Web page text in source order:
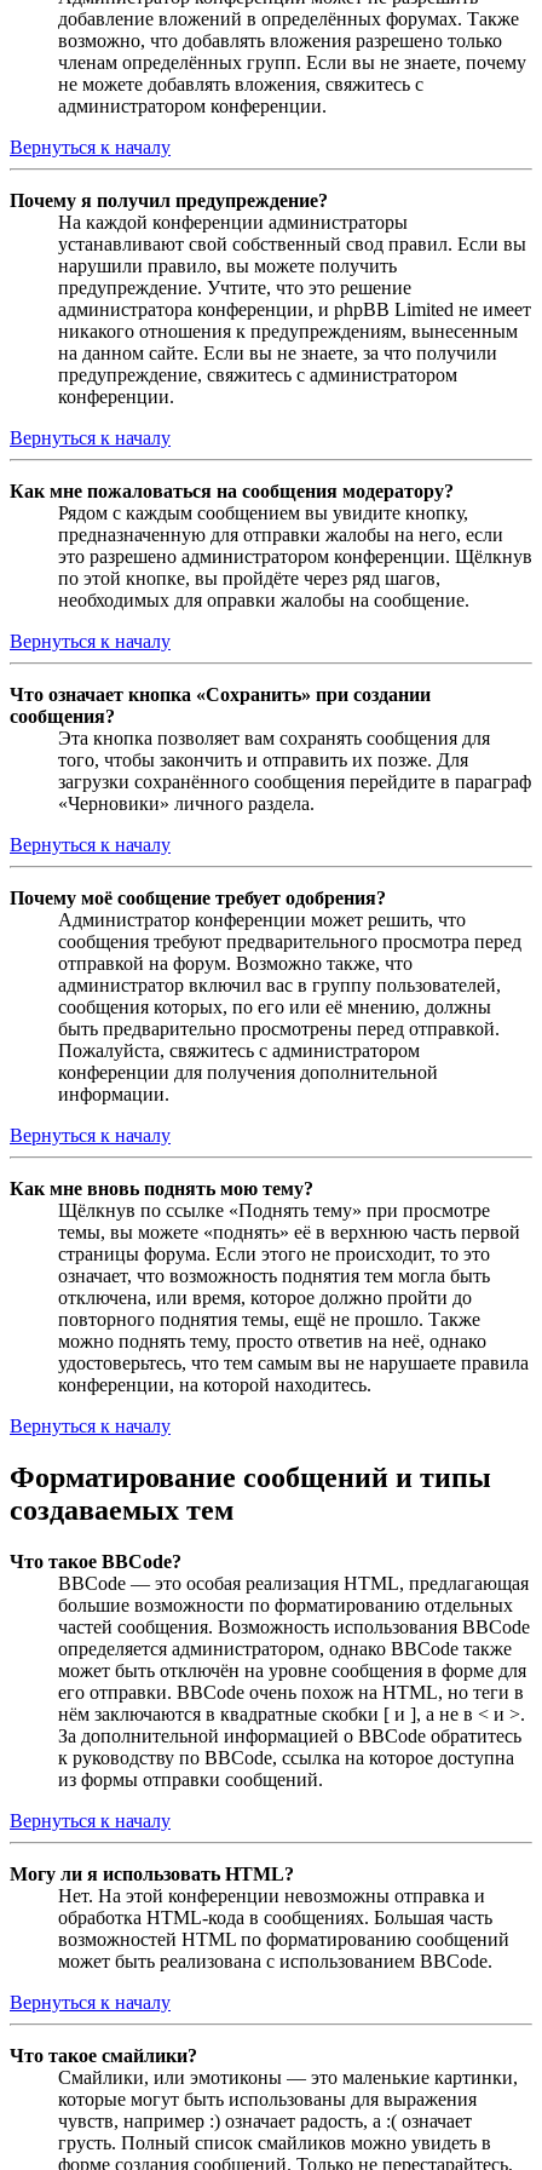
добавление вложений в определённых форумах. Также
возможно, что добавлять вложения разрешено только
членам определённых групп. Если вы не знаете, почему
не можете добавлять вложения, свяжитесь с
администратором конференции.
Вернуться к началу
Почему я получил предупреждение?
На каждой конференции администраторы
устанавливают свой собственный свод правил. Если вы
нарушили правило, вы можете получить
предупреждение. Учтите, что это решение
администратора конференции, и phpBB Limited не имеет
никакого отношения к предупреждениям, вынесенным
на данном сайте. Если вы не знаете, за что получили
предупреждение, свяжитесь с администратором
конференции.
Вернуться к началу
Как мне пожаловаться на сообщения модератору?
Рядом с каждым сообщением вы увидите кнопку,
предназначенную для отправки жалобы на него, если
это разрешено администратором конференции. Щёлкнув
по этой кнопке, вы пройдёте через ряд шагов,
необходимых для оправки жалобы на сообщение.
Вернуться к началу
Что означает кнопка «Сохранить» при создании
сообщения?
Эта кнопка позволяет вам сохранять сообщения для
того, чтобы закончить и отправить их позже. Для
загрузки сохранённого сообщения перейдите в параграф
«Черновики» личного раздела.
Вернуться к началу
Почему моё сообщение требует одобрения?
Администратор конференции может решить, что
сообщения требуют предварительного просмотра перед
отправкой на форум. Возможно также, что
администратор включил вас в группу пользователей,
сообщения которых, по его или её мнению, должны
быть предварительно просмотрены перед отправкой.
Пожалуйста, свяжитесь с администратором
конференции для получения дополнительной
информации.
Вернуться к началу
Как мне вновь поднять мою тему?
Щёлкнув по ссылке «Поднять тему» при просмотре
темы, вы можете «поднять» её в верхнюю часть первой
страницы форума. Если этого не происходит, то это
означает, что возможность поднятия тем могла быть
отключена, или время, которое должно пройти до
повторного поднятия темы, ещё не прошло. Также
можно поднять тему, просто ответив на неё, однако
удостоверьтесь, что тем самым вы не нарушаете правила
конференции, на которой находитесь.
Вернуться к началу
Форматирование сообщений и типы
создаваемых тем
Что такое BBCode?
BBCode — это особая реализация HTML, предлагающая
большие возможности по форматированию отдельных
частей сообщения. Возможность использования BBCode
определяется администратором, однако BBCode также
может быть отключён на уровне сообщения в форме для
его отправки. BBCode очень похож на HTML, но теги в
нём заключаются в квадратные скобки [ и ], а не в < и >.
За дополнительной информацией о BBCode обратитесь
к руководству по BBCode, ссылка на которое доступна
из формы отправки сообщений.
Вернуться к началу
Могу ли я использовать HTML?
Нет. На этой конференции невозможны отправка и
обработка HTML-кода в сообщениях. Большая часть
возможностей HTML по форматированию сообщений
может быть реализована с использованием BBCode.
Вернуться к началу
Что такое смайлики?
Смайлики, или эмотиконы — это маленькие картинки,
которые могут быть использованы для выражения
чувств, например :) означает радость, а :( означает
грусть. Полный список смайликов можно увидеть в
форме создания сообщений. Только не перестарайтесь,